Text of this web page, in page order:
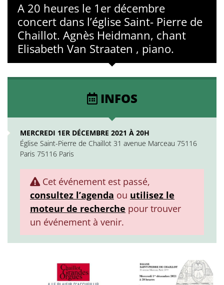
A 20 heures le 1er décembre
concert dans l’église Saint- Pierre de
Chaillot. Agnès Heidmann, chant
Elisabeth Van Straaten , piano.
INFOS
MERCREDI 1ER DÉCEMBRE 2021 À 20H
Église Saint-Pierre de Chaillot 31 avenue Marceau 75116
Paris 75116 Paris
Cet événement est passé,
consultez l’agenda ou utilisez le
moteur de recherche pour trouver
un événement à venir.